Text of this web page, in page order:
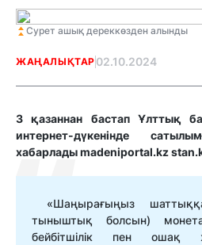
Сурет ашық дереккөзден алынды
ЖАҢАЛЫҚТАР 02.10.2024
3 қазаннан бастап Ұлттық
интернет-дүкенінде
хабарлады madeniportal.kz
«Шаңырағыңыз
тыныштық болсын)
бейбітшілік пен ошақ